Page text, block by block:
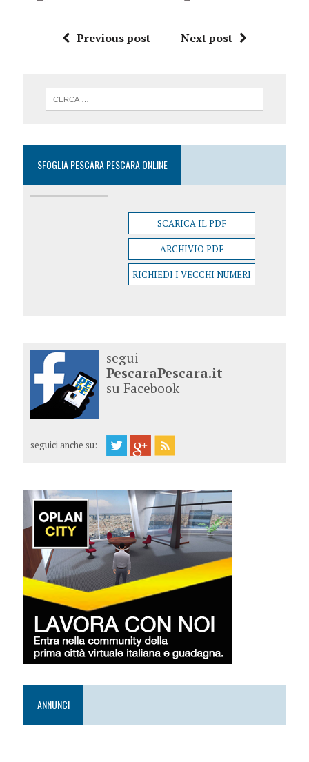
Previous post Next post
SFOGLIA PESCARA PESCARA ONLINE
SCARICA IL PDF
ARCHIVIO PDF
RICHIEDI I VECCHI NUMERI
segui
PescaraPescara.it
su Facebook
seguici anche su:
ANNUNCI